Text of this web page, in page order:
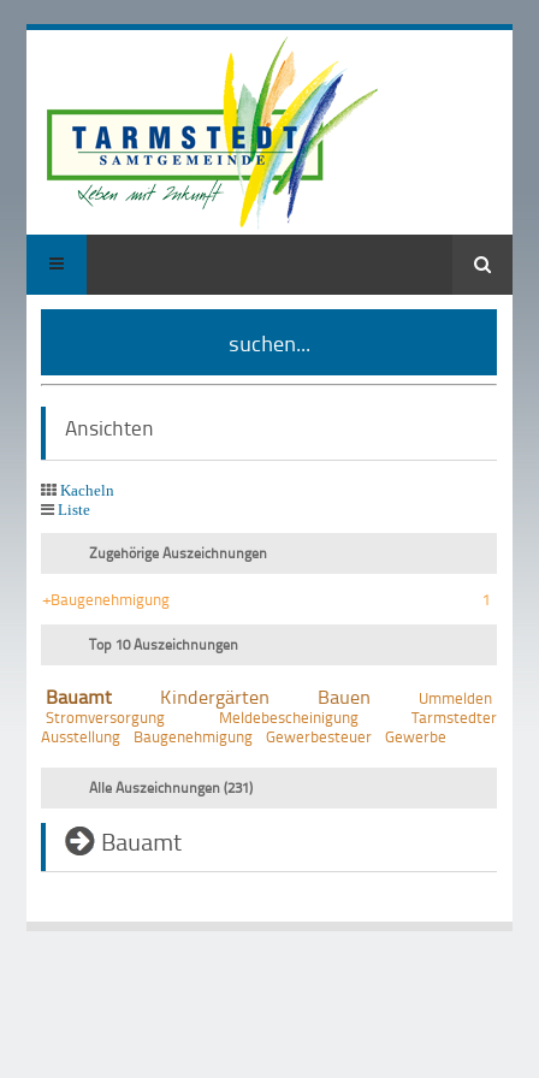
Suche
suchen...
Ansichten
Kacheln
Liste
Zugehörige Auszeichnungen
+Baugenehmigung 1
Top 10 Auszeichnungen
Bauamt Kindergärten Bauen
Ummelden
Stromversorgung
Meldebescheinigung
Tarmstedter
Ausstellung
Baugenehmigung Gewerbesteuer Gewerbe
Alle Auszeichnungen (231)
Bauamt